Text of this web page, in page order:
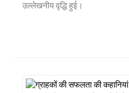
उल्लेखनीय वृद्धि हुई।